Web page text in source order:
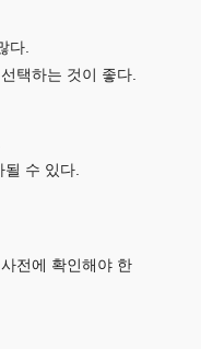
다.
택하는 것이 좋다.
수 있다.
전에 확인해야 한